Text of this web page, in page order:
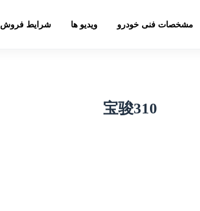
مشخصات فنی خودرو ویدیو ها شرایط فروش
宝骏310